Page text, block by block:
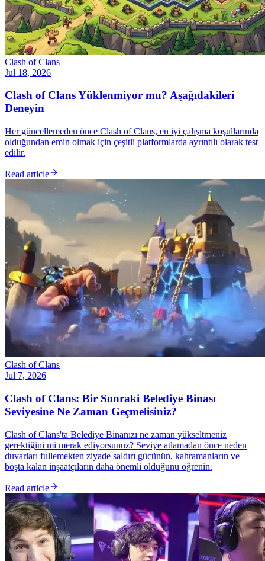
Clash of Clans
Jul 18, 2026
Clash of Clans Yüklenmiyor mu? Aşağıdakileri
Deneyin
Her güncellemeden önce Clash of Clans, en iyi çalışma koşullarında
olduğundan emin olmak için çeşitli platformlarda ayrıntılı olarak test
edilir.
Read article
Clash of Clans
Jul 7, 2026
Clash of Clans: Bir Sonraki Belediye Binası
Seviyesine Ne Zaman Geçmelisiniz?
Clash of Clans'ta Belediye Binanızı ne zaman yükseltmeniz
gerektiğini mi merak ediyorsunuz? Seviye atlamadan önce neden
duvarları fullemekten ziyade saldırı gücünün, kahramanların ve
boşta kalan inşaatçıların daha önemli olduğunu öğrenin.
Read article